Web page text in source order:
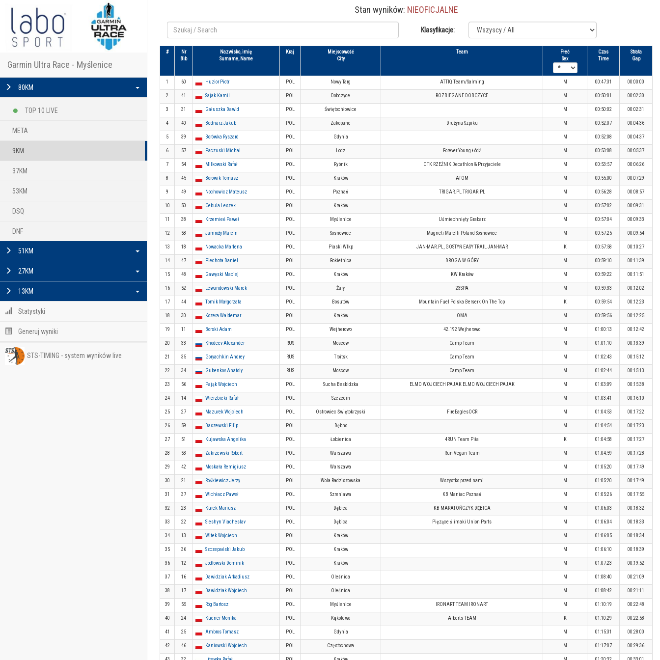
Garmin Ultra Race - Myślenice
80KM
TOP 10 LIVE
META
9KM
37KM
53KM
DSQ
DNF
51KM
27KM
13KM
Statystyki
Generuj wyniki
STS-TIMING - system wyników live
Stan wyników: NIEOFICJALNE
Klasyfikacje:
#
Nr
Bib
Nazwisko, imię
Surname, Name
Kraj
Miejscowość
City
Team
Płeć
Sex
Czas
Time
Strata
Gap
1 60 Huzior Piotr POL Nowy Targ ATTIQ Team/Salming M 00:47:31 00:00:00
2 41 Sajak Kamil POL Dobczyce ROZBIEGANE DOBCZYCE M 00:50:01 00:02:30
3 31 Gałuszka Dawid POL Świętochłowice M 00:50:02 00:02:31
4 40 Bednarz Jakub POL Zakopane Drużyna Szpiku M 00:52:07 00:04:36
5 39 Borówka Ryszard POL Gdynia M 00:52:08 00:04:37
6 57 Paczuski Michal POL Lodz Forever Young Łódź M 00:53:08 00:05:37
7 54 Milkowski Rafał POL Rybnik OTK RZEŹNIK Decathlon & Przyjaciele M 00:53:57 00:06:26
8 45 Borowik Tomasz POL Kraków ATOM M 00:55:00 00:07:29
9 49 Nochowicz Mateusz POL Poznań TRIGAR.PL TRIGAR.PL M 00:56:28 00:08:57
10 50 Cebula Leszek POL Kraków M 00:57:02 00:09:31
11 38 Krzemień Paweł POL Myślenice Uśmiechnięty Grabarz M 00:57:04 00:09:33
12 58 Jamroży Marcin POL Sosnowiec Magneti Marelli Poland Sosnowiec M 00:57:25 00:09:54
13 18 Nowacka Marlena POL Piaski Wlkp JAN-MAR.PL, GOSTYŃ EASY TRAIL JAN-MAR K 00:57:58 00:10:27
14 47 Piechota Daniel POL Rokietnica DROGA W GÓRY M 00:59:10 00:11:39
15 48 Gawęski Maciej POL Kraków KW Kraków M 00:59:22 00:11:51
16 52 Lewandowski Marek POL Żary 23SPA M 00:59:33 00:12:02
17 44 Tomik Małgorzata POL Bosutów Mountain Fuel Polska Berserk On The Top K 00:59:54 00:12:23
18 30 Kozera Waldemar POL Kraków OMA M 00:59:56 00:12:25
19 11 Borski Adam POL Wejherowo 42.192 Wejherowo M 01:00:13 00:12:42
20 33 Khodeev Alexander RUS Moscow Camp Team M 01:01:10 00:13:39
21 35 Goryachkin Andrey RUS Troitsk Camp Team M 01:02:43 00:15:12
22 34 Gubenkov Anatoly RUS Moscow Camp Team M 01:02:44 00:15:13
23 56 Pająk Wojciech POL Sucha Beskidzka ELMO WOJCIECH PAJAK ELMO WOJCIECH PAJAK M 01:03:09 00:15:38
24 14 Wierzbicki Rafał POL Szczecin M 01:03:41 00:16:10
25 27 Mazurek Wojciech POL Ostrowiec Świętokrzyski FireEaglesOCR M 01:04:53 00:17:22
26 59 Daszewski Filip POL Dębno M 01:04:54 00:17:23
27 51 Kujawska Angelika POL Łobżenica 4RUN Team Piła K 01:04:58 00:17:27
28 53 Zakrzewski Robert POL Warszawa Run Vegan Team M 01:04:59 00:17:28
29 42 Moskała Remigiusz POL Warszawa M 01:05:20 00:17:49
30 21 Rośkiewicz Jerzy POL Wola Radziszowska Wszystko przed nami M 01:05:20 00:17:49
31 37 Wichłacz Paweł POL Szreniawa KB Maniac Poznań M 01:05:26 00:17:55
32 23 Kurek Mariusz POL Dębica KB MARATOŃCZYK DĘBICA M 01:06:03 00:18:32
33 22 Sieshyn Viacheslav POL Dębica Pięzące ślimaki Union Parts M 01:06:04 00:18:33
34 13 Witek Wojciech POL Kraków M 01:06:05 00:18:34
35 36 Szczepański Jakub POL Kraków M 01:06:10 00:18:39
36 12 Jodłowski Dominik POL Kraków M 01:07:23 00:19:52
37 16 Dawidziak Arkadiusz POL Oleśnica M 01:08:40 00:21:09
38 17 Dawidziak Wojciech POL Oleśnica M 01:08:42 00:21:11
39 55 Róg Bartosz POL Myślenice IRONART TEAM IRONART M 01:10:19 00:22:48
40 24 Kucner Monika POL Kąkolewo Alberts TEAM K 01:10:29 00:22:58
41 25 Ambros Tomasz POL Gdynia M 01:15:31 00:28:00
42 46 Kaniowski Wojciech POL Częstochowa M 01:17:07 00:29:36